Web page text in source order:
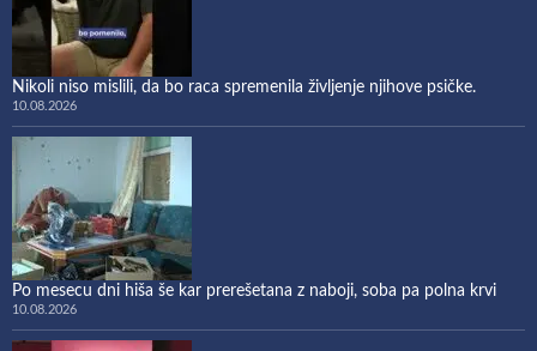
Nikoli niso mislili, da bo raca spremenila življenje njihove psičke.
10.08.2026
Po mesecu dni hiša še kar prerešetana z naboji, soba pa polna krvi
10.08.2026